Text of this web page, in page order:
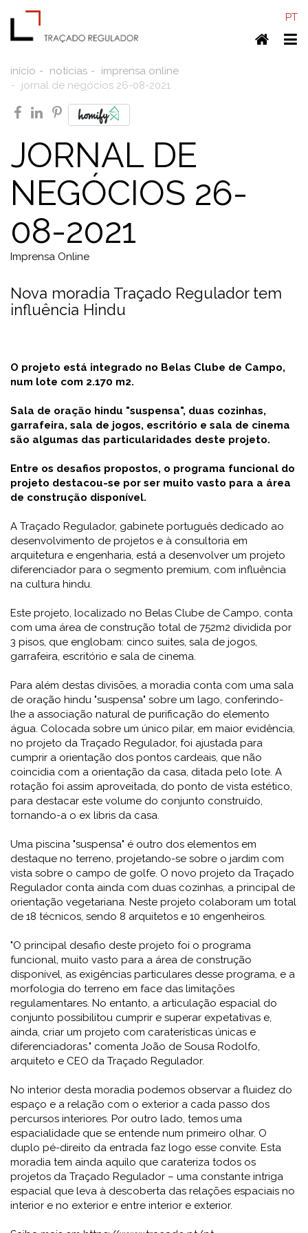
PT
Home
início notícias
imprensa online
jornal de negócios 26-08-2021
facebook
linkedin
pinterest
JORNAL DE
NEGÓCIOS 26-
08-2021
Imprensa Online
Nova moradia Traçado Regulador tem
influência Hindu
O projeto está integrado no Belas Clube de Campo,
num lote com 2.170 m2.
Sala de oração hindu "suspensa", duas cozinhas,
garrafeira, sala de jogos, escritório e sala de cinema
são algumas das particularidades deste projeto.
Entre os desafios propostos, o programa funcional do
projeto destacou-se por ser muito vasto para a área
de construção disponível.
A Traçado Regulador, gabinete português dedicado ao
desenvolvimento de projetos e à consultoria em
arquitetura e engenharia, está a desenvolver um projeto
diferenciador para o segmento premium, com influência
na cultura hindu.
Este projeto, localizado no Belas Clube de Campo, conta
com uma área de construção total de 752m2 dividida por
3 pisos, que englobam: cinco suites, sala de jogos,
garrafeira, escritório e sala de cinema.
Para além destas divisões, a moradia conta com uma sala
de oração hindu "suspensa" sobre um lago, conferindo-
lhe a associação natural de purificação do elemento
água. Colocada sobre um único pilar, em maior evidência,
no projeto da Traçado Regulador, foi ajustada para
cumprir a orientação dos pontos cardeais, que não
coincidia com a orientação da casa, ditada pelo lote. A
rotação foi assim aproveitada, do ponto de vista estético,
para destacar este volume do conjunto construído,
tornando-a o ex libris da casa.
Uma piscina "suspensa" é outro dos elementos em
destaque no terreno, projetando-se sobre o jardim com
vista sobre o campo de golfe. O novo projeto da Traçado
Regulador conta ainda com duas cozinhas, a principal de
orientação vegetariana. Neste projeto colaboram um total
de 18 técnicos, sendo 8 arquitetos e 10 engenheiros.
"O principal desafio deste projeto foi o programa
funcional, muito vasto para a área de construção
disponível, as exigências particulares desse programa, e a
morfologia do terreno em face das limitações
regulamentares. No entanto, a articulação espacial do
conjunto possibilitou cumprir e superar expetativas e,
ainda, criar um projeto com caraterísticas únicas e
diferenciadoras." comenta João de Sousa Rodolfo,
arquiteto e CEO da Traçado Regulador.
No interior desta moradia podemos observar a fluidez do
espaço e a relação com o exterior a cada passo dos
percursos interiores. Por outro lado, temos uma
espacialidade que se entende num primeiro olhar. O
duplo pé-direito da entrada faz logo esse convite. Esta
moradia tem ainda aquilo que carateriza todos os
projetos da Traçado Regulador – uma constante intriga
espacial que leva à descoberta das relações espaciais no
interior e no exterior e entre interior e exterior.